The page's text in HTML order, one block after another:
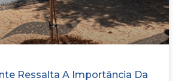
Ressalta A Importância Da